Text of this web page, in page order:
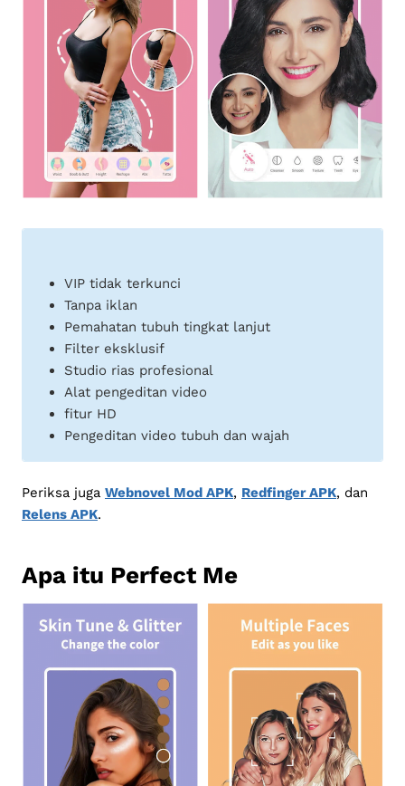
VIP tidak terkunci
Tanpa iklan
Pemahatan tubuh tingkat lanjut
Filter eksklusif
Studio rias profesional
Alat pengeditan video
fitur HD
Pengeditan video tubuh dan wajah
Periksa juga Webnovel Mod APK, Redfinger APK, dan
Relens APK.
Apa itu Perfect Me